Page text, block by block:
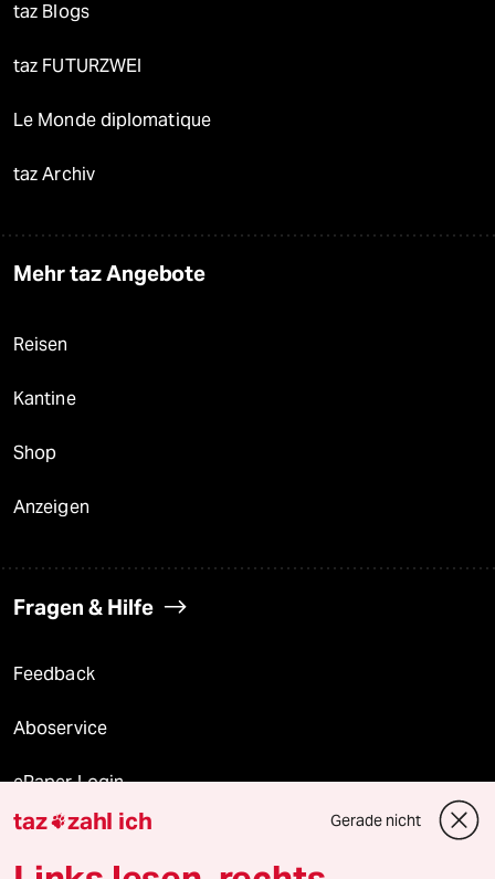
taz Blogs
taz FUTURZWEI
Le Monde diplomatique
taz Archiv
Mehr taz Angebote
Reisen
Kantine
Shop
Anzeigen
Fragen & Hilfe
Feedback
Aboservice
ePaper Login
Downloads für Abonnierende
taz zahl ich Gerade nicht